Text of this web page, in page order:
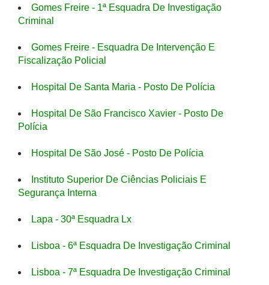
Gomes Freire - 1ª Esquadra De Investigação
Criminal
Gomes Freire - Esquadra De Intervenção E
Fiscalização Policial
Hospital De Santa Maria - Posto De Polícia
Hospital De São Francisco Xavier - Posto De
Polícia
Hospital De São José - Posto De Polícia
Instituto Superior De Ciências Policiais E
Segurança Interna
Lapa - 30ª Esquadra Lx
Lisboa - 6ª Esquadra De Investigação Criminal
Lisboa - 7ª Esquadra De Investigação Criminal